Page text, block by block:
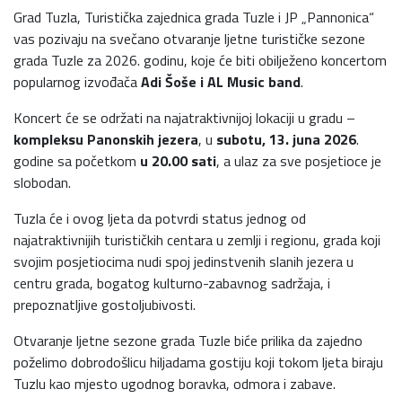
Grad Tuzla, Turistička zajednica grada Tuzle i JP „Pannonica“
vas pozivaju na svečano otvaranje ljetne turističke sezone
grada Tuzle za 2026. godinu, koje će biti obilježeno koncertom
popularnog izvođačaAdi Šoše i AL Music band.
Koncert će se održati na najatraktivnijoj lokaciji u gradu –
kompleksu Panonskih jezera, u subotu, 13. juna 2026.
godine sa početkom u 20.00 sati, a ulaz za sve posjetioce je
slobodan.
Tuzla će i ovog ljeta da potvrdi status jednog od
najatraktivnijih turističkih centara u zemlji i regionu, grada koji
svojim posjetiocima nudi spoj jedinstvenih slanih jezera u
centru grada, bogatog kulturno-zabavnog sadržaja, i
prepoznatljive gostoljubivosti.
Otvaranje ljetne sezone grada Tuzle biće prilika da zajedno
poželimo dobrodošlicu hiljadama gostiju koji tokom ljeta biraju
Tuzlu kao mjesto ugodnog boravka, odmora i zabave.